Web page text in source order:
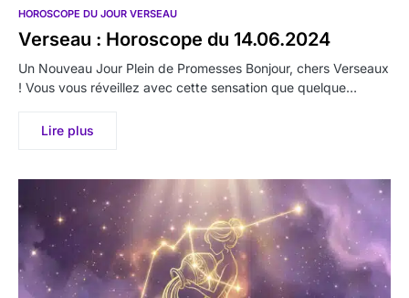
HOROSCOPE DU JOUR VERSEAU
Verseau : Horoscope du 14.06.2024
Un Nouveau Jour Plein de Promesses Bonjour, chers Verseaux
! Vous vous réveillez avec cette sensation que quelque…
Lire plus